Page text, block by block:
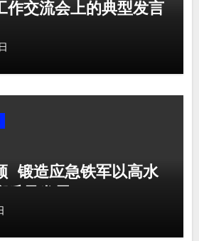
作交流会上的典型发言
锻造应急铁军以高水